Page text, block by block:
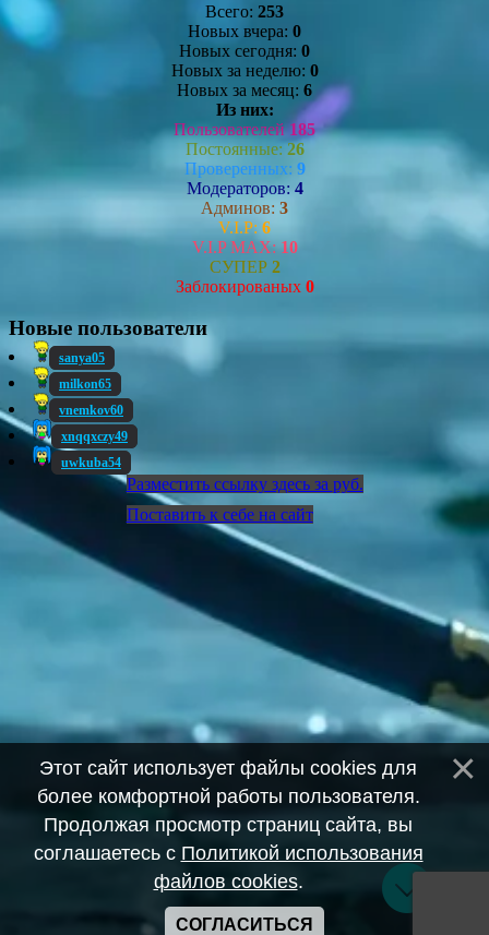
Всего: 253
Новых вчера: 0
Новых сегодня: 0
Новых за неделю: 0
Новых за месяц: 6
Из них:
Пользователей185
Постоянные: 26
Проверенных: 9
Модераторов: 4
Админов: 3
V.I.P: 6
V.I.P MAX: 10
СУПЕР 2
Заблокированых 0
Новые пользователи
sanya05
milkon65
vnemkov60
xnqqxczy49
uwkuba54
Разместить ссылку здесь за руб.
Поставить к себе на сайт
Этот сайт использует файлы cookies для
более комфортной работы пользователя.
Продолжая просмотр страниц сайта, вы
соглашаетесь с Политикой использования
файлов cookies.
СОГЛАСИТЬСЯ